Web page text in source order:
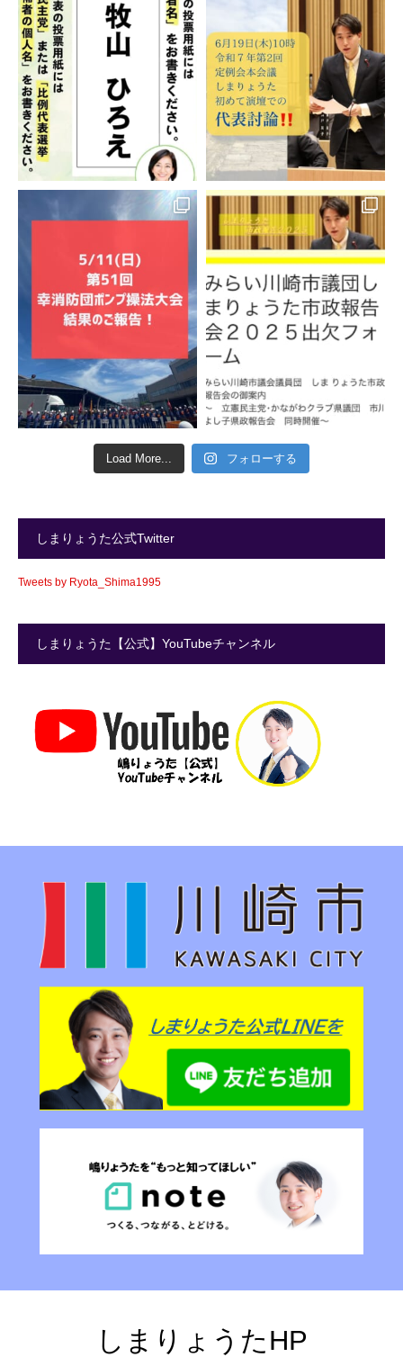
Load More... フォローする
しまりょうた公式Twitter
Tweets by Ryota_Shima1995
しまりょうた【公式】YouTubeチャンネル
しまりょうたHP